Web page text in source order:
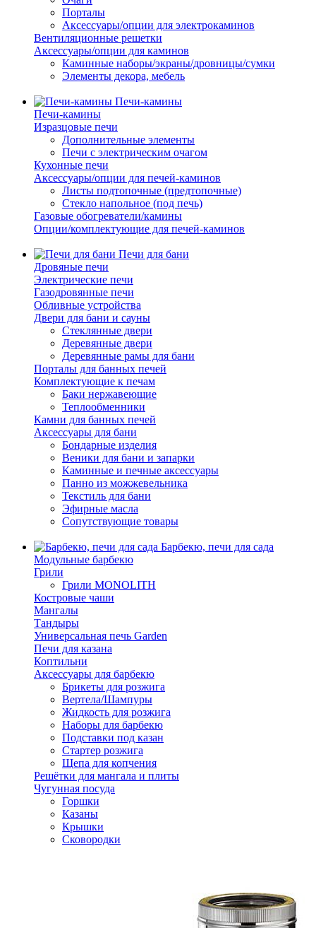
Порталы
Аксессуары/опции для электрокаминов
Вентиляционные решетки
Аксессуары/опции для каминов
Каминные наборы/экраны/дровницы/сумки
Элементы декора, мебель
Печи-камины
Печи-камины
Изразцовые печи
Дополнительные элементы
Печи с электрическим очагом
Кухонные печи
Аксессуары/опции для печей-каминов
Листы подтопочные (предтопочные)
Стекло напольное (под печь)
Газовые обогреватели/камины
Опции/комплектующие для печей-каминов
Печи для бани
Дровяные печи
Электрические печи
Газодровянные печи
Обливные устройства
Двери для бани и сауны
Стеклянные двери
Деревянные двери
Деревянные рамы для бани
Порталы для банных печей
Комплектующие к печам
Баки нержавеющие
Теплообменники
Камни для банных печей
Аксессуары для бани
Бондарные изделия
Веники для бани и запарки
Каминные и печные аксессуары
Панно из можжевельника
Текстиль для бани
Эфирные масла
Сопутствующие товары
Барбекю, печи для сада
Модульные барбекю
Грили
Грили MONOLITH
Костровые чаши
Мангалы
Тандыры
Универсальная печь Garden
Печи для казана
Коптильни
Аксессуары для барбекю
Брикеты для розжига
Вертела/Шампуры
Жидкость для розжига
Наборы для барбекю
Подставки под казан
Стартер розжига
Щепа для копчения
Решётки для мангала и плиты
Чугунная посуда
Горшки
Казаны
Крышки
Сковородки